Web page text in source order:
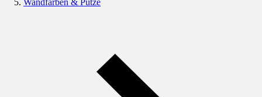
Wandfarben & Putze